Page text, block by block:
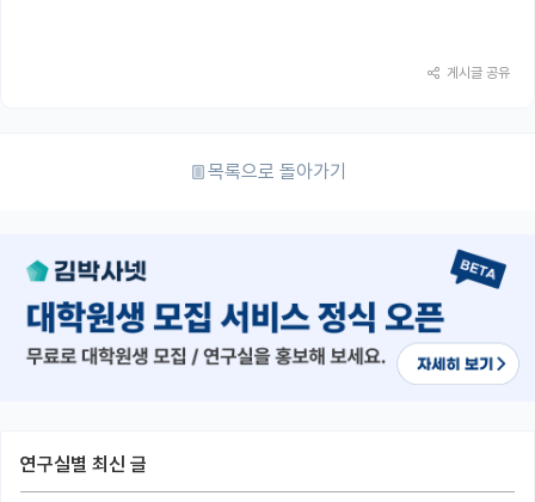
게시글 공유
목록으로 돌아가기
연구실별 최신 글